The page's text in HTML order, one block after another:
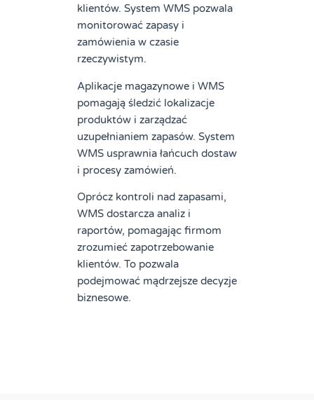
klientów. System WMS pozwala
monitorować zapasy i
zamówienia w czasie
rzeczywistym.
Aplikacje magazynowe i WMS
pomagają śledzić lokalizacje
produktów i zarządzać
uzupełnianiem zapasów. System
WMS usprawnia łańcuch dostaw
i procesy zamówień.
Oprócz kontroli nad zapasami,
WMS dostarcza analiz i
raportów, pomagając firmom
zrozumieć zapotrzebowanie
klientów. To pozwala
podejmować mądrzejsze decyzje
biznesowe.